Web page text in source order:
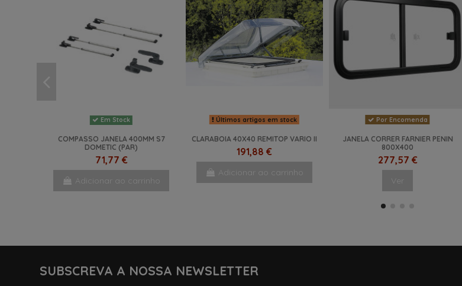
Em Stock
COMPASSO JANELA 400MM S7
DOMETIC (PAR)
71,77 €
Adicionar ao carrinho
Últimos artigos em stock
CLARABOIA 40X40 REMITOP VARIO II
191,88 €
Adicionar ao carrinho
Por Encomenda
JANELA CORRER FARNIER PENIN
800X400
277,57 €
Ver
SUBSCREVA A NOSSA NEWSLETTER